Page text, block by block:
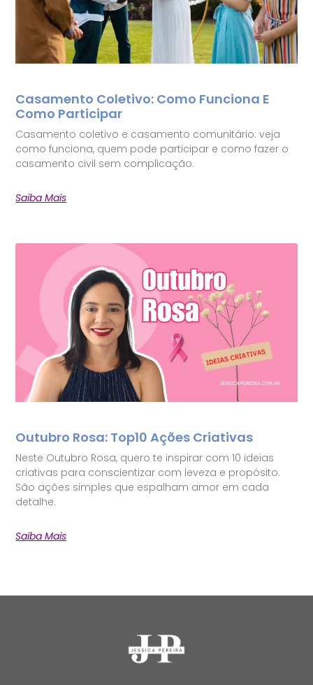
Casamento Coletivo: Como Funciona E
Como Participar
Casamento coletivo e casamento comunitário: veja
como funciona, quem pode participar e como fazer o
casamento civil sem complicação.
Saiba Mais
Outubro Rosa: Top10 Ações Criativas
Neste Outubro Rosa, quero te inspirar com 10 ideias
criativas para conscientizar com leveza e propósito.
São ações simples que espalham amor em cada
detalhe.
Saiba Mais